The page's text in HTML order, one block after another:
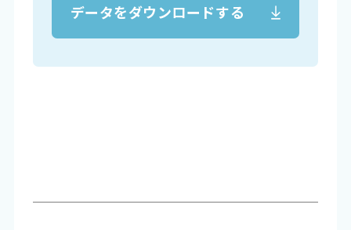
データをダウンロードする